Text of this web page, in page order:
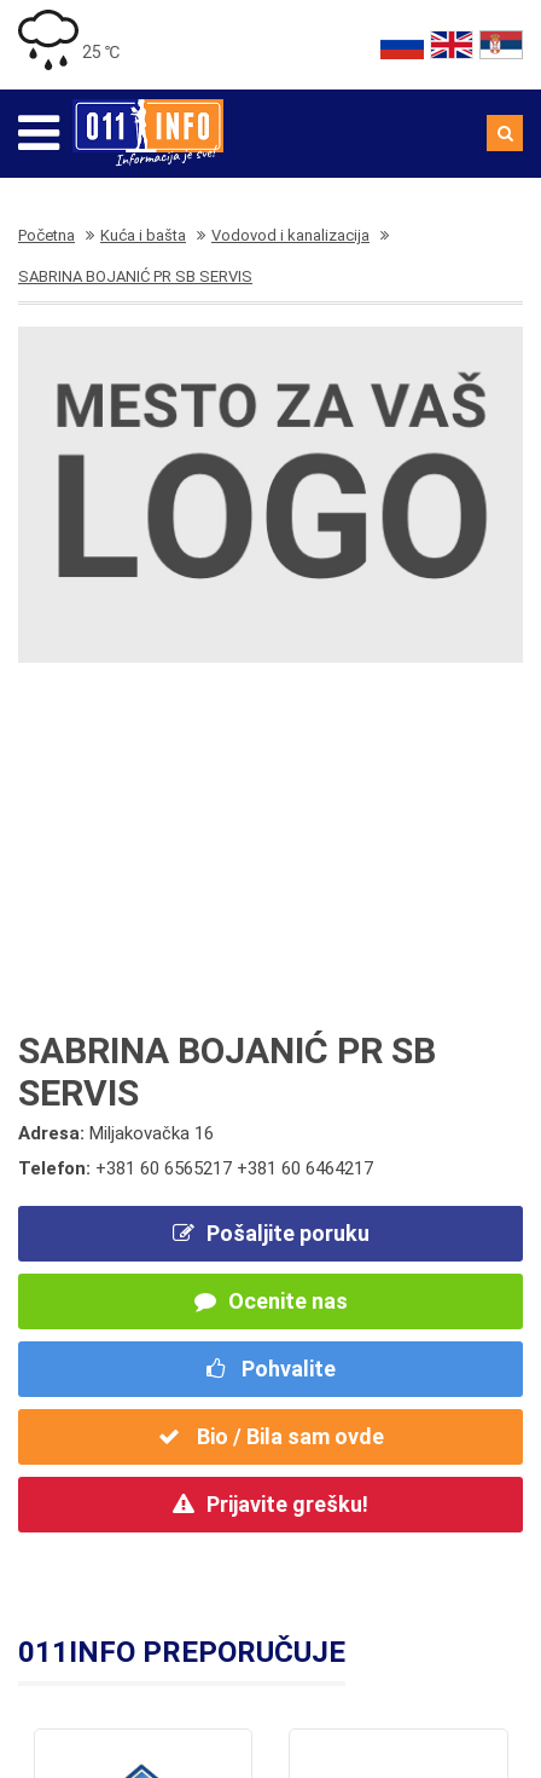
25 ℃
Početna Kuća i bašta Vodovod i kanalizacija
SABRINA BOJANIĆ PR SB SERVIS
SABRINA BOJANIĆ PR SB
SERVIS
Adresa: Miljakovačka 16
Telefon: +381 60 6565217 +381 60 6464217
Pošaljite poruku
Ocenite nas
Pohvalite
Bio / Bila sam ovde
Prijavite grešku!
011INFO PREPORUČUJE